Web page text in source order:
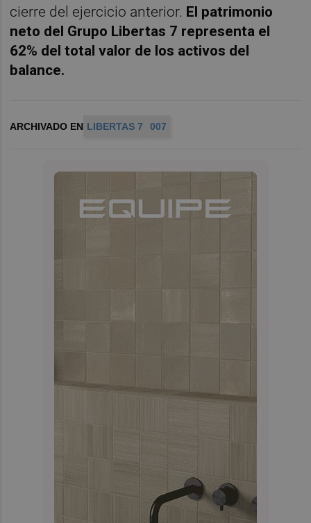
cierre del ejercicio anterior. El patrimonio
neto del Grupo Libertas 7 representa el
62% del total valor de los activos del
balance.
ARCHIVADO EN LIBERTAS 7 007